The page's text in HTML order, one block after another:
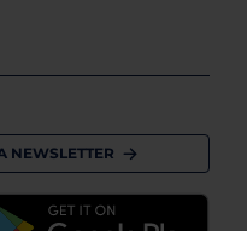
NEWSLETTER